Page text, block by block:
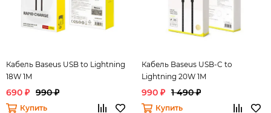
Кабель Baseus USB to Lightning
18W 1M
690 ₽ 990 ₽
Купить
Кабель Baseus USB-C to
Lightning 20W 1M
990 ₽ 1 490 ₽
Купить